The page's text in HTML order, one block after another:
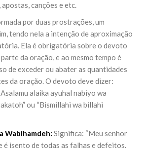
canções e etc.
por duas prostrações, um
tendo nela a intenção de aproximação
Ela é obrigatória sobre o devoto
da oração, e ao mesmo tempo é
de exceder ou abater as quantidades
da oração. O devoto deve dizer:
alaika ayuhal nabiyo wa
ou “Bismillahi wa billahi
Wabihamdeh: Significa: “Meu senhor
é isento de todas as falhas e defeitos.